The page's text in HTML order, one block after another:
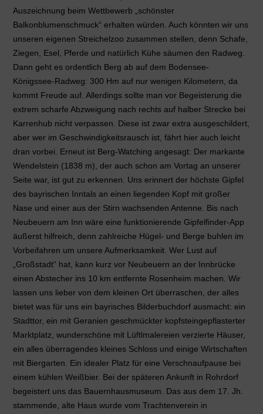
Auszeichnung beim Wettbewerb „schönster
Balkonblumenschmuck“ erhalten würden. Auch könnten wir uns
unseren eigenen Streichelzoo zusammen stellen, denn Schafe,
Ziegen, Esel, Pferde und natürlich Kühe säumen den Radweg.
Dann geht es ordentlich Berg ab auf dem Bodensee-
Königssee-Radweg: 300 Hm auf nur wenigen Kilometern, da
kommt Freude auf. Allerdings sollte man vor Begeisterung die
extrem scharfe Abzweigung nach rechts auf halber Strecke bei
Karrenhub nicht verpassen. Diese ist zwar extra ausgeschildert,
aber wer im Geschwindigkeitsrausch ist, fährt hier auch leicht
dran vorbei. Erneut ist Berg-Watching angesagt: Der markante
Wendelstein (1838 m), der auch schon am Vortag an unserer
Seite war, ist gut zu erkennen. Uns erinnert der höchste Gipfel
des bayrischen Inntals an einen liegenden Kopf mit großer
Nase und einer aus der Stirn wachsenden Antenne. Bis nach
Neubeuern am Inn wäre eine funktionierende Gipfelfinder-App
äußerst hilfreich, denn zahlreiche Hügel- und Berge buhlen im
Vorbeifahren um unsere Aufmerksamkeit. Wer Lust auf
„Großstadt“ hat, kann kurz vor Neubeuern an der Innbrücke
einen Abstecher ins 10 km entfernte Rosenheim machen. Wir
lassen uns lieber von dem kleinen Ort überraschen, der alles
bietet was für uns ein bayrisches Bilderbuchdorf ausmacht: ein
Stadttor, ein mit Geranien geschmückter kopfsteingepflasterter
Marktplatz, wunderschöne mit Lüftlmalereien verzierte Häuser,
ein alles überragendes kleines Schloss und einige Wirtschaften
mit Biergarten. Ein idealer Platz für eine Verschnaufpause bei
einem kühlen Weißbier. Bei der späteren Ankunft in Rohrdorf
begeistert uns das Bauernhausmuseum. Das aus dem 17. Jh.
stammende, alte Haus wurde vom Trachtenverein in